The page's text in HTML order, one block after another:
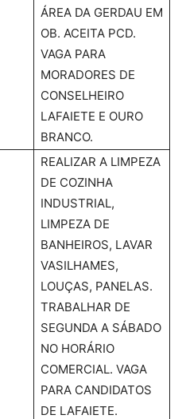
ÁREA DA GERDAU EM
OB. ACEITA PCD.
VAGA PARA
MORADORES DE
CONSELHEIRO
LAFAIETE E OURO
BRANCO.
REALIZAR A LIMPEZA
DE COZINHA
INDUSTRIAL,
LIMPEZA DE
BANHEIROS, LAVAR
VASILHAMES,
LOUÇAS, PANELAS.
TRABALHAR DE
SEGUNDA A SÁBADO
NO HORÁRIO
COMERCIAL. VAGA
PARA CANDIDATOS
DE LAFAIETE.